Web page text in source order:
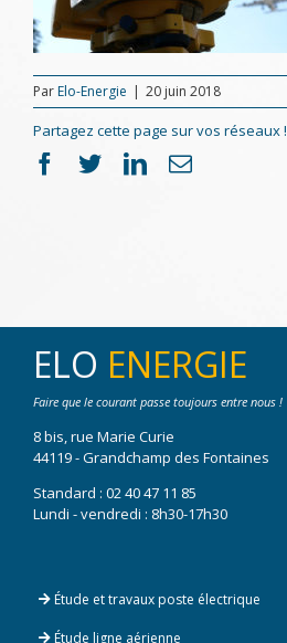
ParElo-Energie | 20 juin 2018
Partagez cette page sur vos réseaux !
Facebook
TwitterLinkedIn
Email
ELO ENERGIE
Faire que le courant passe toujours entre nous !
8 bis, rue Marie Curie
44119 - Grandchamp des Fontaines
Standard : 02 40 47 11 85
Lundi - vendredi : 8h30-17h30
Étude et travaux poste électrique
Étude ligne aérienne